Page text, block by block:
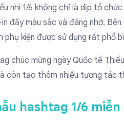
nhi 1/6 không chỉ là dịp tổ
đầy màu sắc và đáng nhớ.
phụ kiện được sử dụng rất phổ
chúc mừng ngày Quốc tế
còn tạo thêm nhiều tương tác
hashtag 1/6